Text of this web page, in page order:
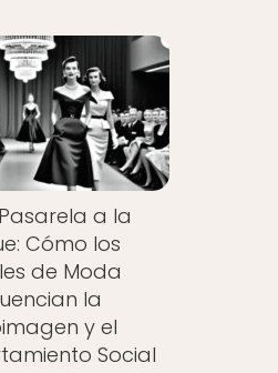
a la
Cómo los
de Moda
la
y el
Social